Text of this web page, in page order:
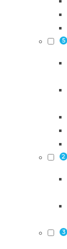
5
2
3